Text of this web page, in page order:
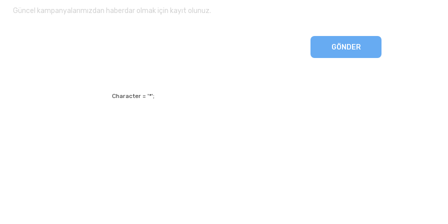
Güncel kampanyalarımızdan haberdar olmak için kayıt olunuz.
GÖNDER
Character = '*';